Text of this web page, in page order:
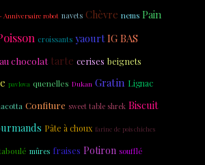
Anniversaire robot navets Chèvre nems Pain
croissants yaourt IG BAS
chocolat tarte cerises beignets
pavlova quenelles Dukan Gratin Lignac
Confiture sweet table shrek Biscuit
Pâte à choux farine de pois chiches
mûres fraises Potiron soufflé